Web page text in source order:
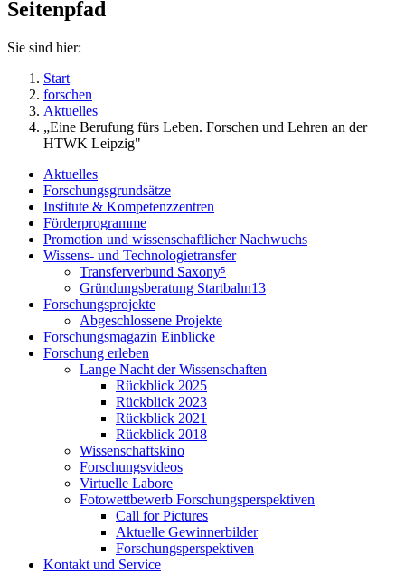
Seitenpfad
Sie sind hier:
Start
forschen
Aktuelles
„Eine Berufung fürs Leben. Forschen und Lehren an der
HTWK Leipzig"
Aktuelles
Forschungsgrundsätze
Institute & Kompetenzzentren
Förderprogramme
Promotion und wissenschaftlicher Nachwuchs
Wissens- und Technologietransfer
Transferverbund Saxony⁵
Gründungsberatung Startbahn13
Forschungsprojekte
Abgeschlossene Projekte
Forschungsmagazin Einblicke
Forschung erleben
Lange Nacht der Wissenschaften
Rückblick 2025
Rückblick 2023
Rückblick 2021
Rückblick 2018
Wissenschaftskino
Forschungsvideos
Virtuelle Labore
Fotowettbewerb Forschungsperspektiven
Call for Pictures
Aktuelle Gewinnerbilder
Forschungsperspektiven
Kontakt und Service